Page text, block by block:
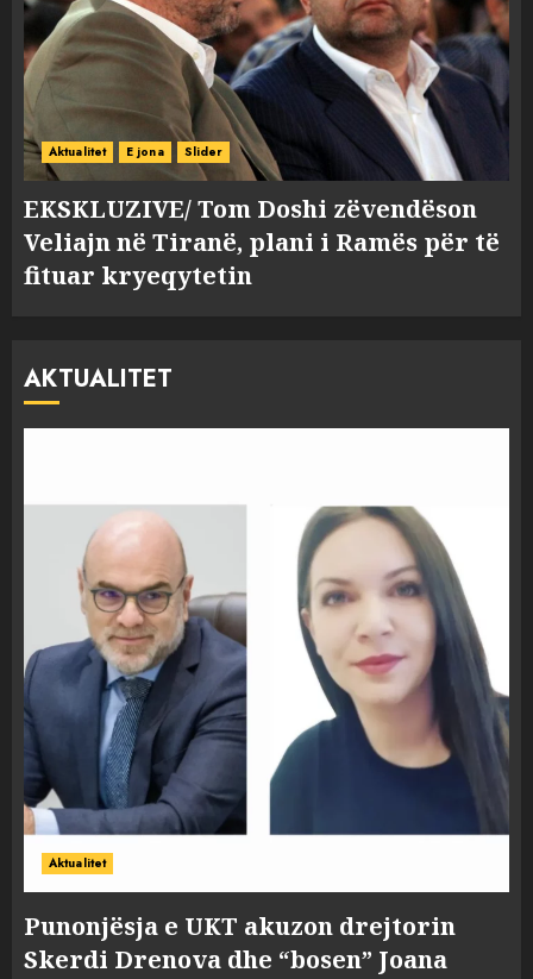
Aktualitet E jona Slider
EKSKLUZIVE/ Tom Doshi zëvendëson
Veliajn në Tiranë, plani i Ramës për të
fituar kryeqytetin
AKTUALITET
Aktualitet
Punonjësja e UKT akuzon drejtorin
Skerdi Drenova dhe “bosen” Joana